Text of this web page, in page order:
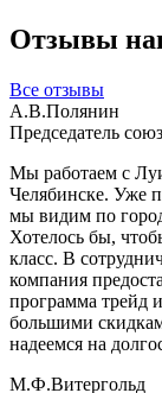
Отзывы
Все отзывы
А.В.Полянин
Председатель
Мы работаем с
Челябинске. Уже
мы видим по
Хотелось бы,
класс. В
компания
программа трейд
большими
надеемся на
М.Ф.Витергольд